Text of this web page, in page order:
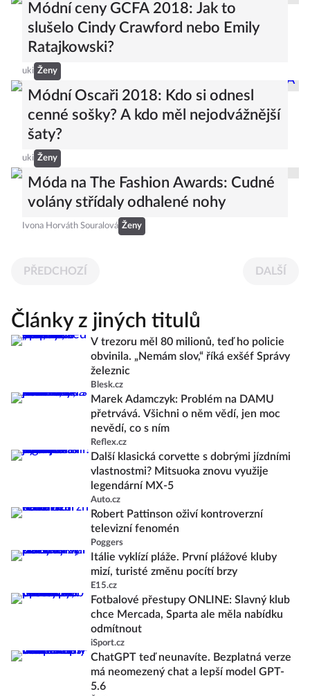
Módní ceny GCFA 2018: Jak to
slušelo Cindy Crawford nebo Emily
Ratajkowski?
uki Ženy
Módní Oscaři 2018: Kdo si odnesl
cenné sošky? A kdo měl nejodvážnější
šaty?
uki Ženy
Móda na The Fashion Awards: Cudné
volány střídaly odhalené nohy
Ivona Horváth Souralová Ženy
PŘEDCHOZÍ DALŠÍ
Články z jiných titulů
V trezoru měl 80 milionů, teď ho policie
obvinila. „Nemám slov,“ říká exšéf Správy
železnic
Blesk.cz
Marek Adamczyk: Problém na DAMU
přetrvává. Všichni o něm vědí, jen moc
nevědí, co s ním
Reflex.cz
Další klasická corvette s dobrými jízdními
vlastnostmi? Mitsuoka znovu využije
legendární MX-5
Auto.cz
Robert Pattinson oživí kontroverzní
televizní fenomén
Poggers
Itálie vyklízí pláže. První plážové kluby
mizí, turisté změnu pocítí brzy
E15.cz
Fotbalové přestupy ONLINE: Slavný klub
chce Mercada, Sparta ale měla nabídku
odmítnout
iSport.cz
ChatGPT teď neunavíte. Bezplatná verze
má neomezený chat a lepší model GPT-
5.6